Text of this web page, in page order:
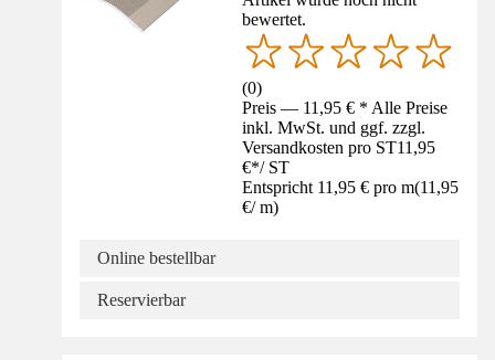
bewertet.
(0)
Preis — 11,95 € * Alle Preise
inkl. MwSt. und ggf. zzgl.
Versandkosten pro ST11,95
€*/ ST
Entspricht 11,95 € pro m(11,95
€/ m)
Online bestellbar
Reservierbar